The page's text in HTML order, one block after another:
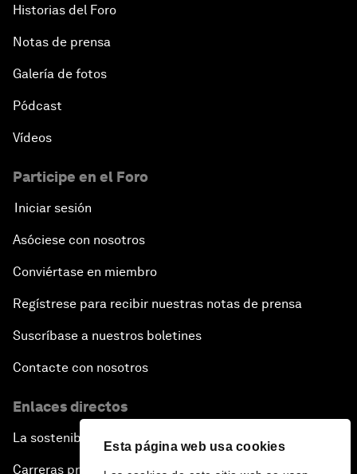
Esta página web usa cookies
Historias del Foro
Notas de prensa
Galería de fotos
Pódcast
Vídeos
Participe en el Foro
Iniciar sesión
Asóciese con nosotros
Conviértase en miembro
Regístrese para recibir nuestras notas de prensa
Suscríbase a nuestros boletines
Contacte con nosotros
Enlaces directos
La sostenibilidad en el Foro
Carreras profesionales